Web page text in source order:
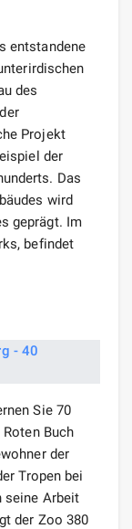
entstandene
des
Projekt
der
Das
wird
geprägt. Im
befindet
Sie 70
Buch
der
Tropen bei
seine Arbeit
der Zoo 380